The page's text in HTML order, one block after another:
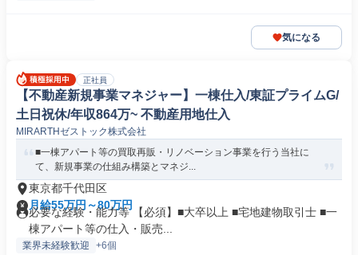
気になる
正社員
【不動産新規事業マネジャー】一棟仕入/東証プライムG/
土日祝休/年収864万~ 不動産用地仕入
MIRARTHゼストック株式会社
■一棟アパート等の買取再販・リノベーション事業を行う当社に
て、新規事業の仕組み構築とマネジ...
東京都千代田区
月給55万円～80万円
必要な経験・能力等 【必須】■大卒以上 ■宅地建物取引士 ■一
棟アパート等の仕入・販売...
業界未経験歓迎 +6個